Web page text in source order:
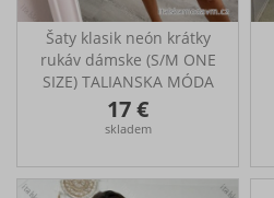
Šaty klasik neón krátky
rukáv dámske (S/M ONE
SIZE) TALIANSKA MÓDA
IMM24M148727/DU
šaty klasik s kapsami přes
110-120cm, délka-89cm
17 €
skladem